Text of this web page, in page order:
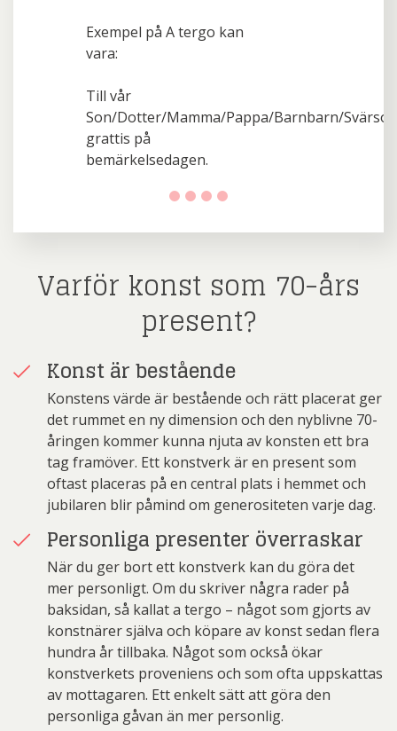
Exempel på A tergo kan
vara:
Till vår
Son/Dotter/Mamma/Pappa/Barnbarn/
grattis på
bemärkelsedagen.
Varför konst som 70-års
present?
Konst är bestående
Konstens värde är bestående och rätt placerat ger
det rummet en ny dimension och den nyblivne 70-
åringen kommer kunna njuta av konsten ett bra
tag framöver. Ett konstverk är en present som
oftast placeras på en central plats i hemmet och
jubilaren blir påmind om generositeten varje dag.
Personliga presenter överraskar
När du ger bort ett konstverk kan du göra det
mer personligt. Om du skriver några rader på
baksidan, så kallat a tergo – något som gjorts av
konstnärer själva och köpare av konst sedan flera
hundra år tillbaka. Något som också ökar
konstverkets proveniens och som ofta uppskattas
av mottagaren. Ett enkelt sätt att göra den
personliga gåvan än mer personlig.